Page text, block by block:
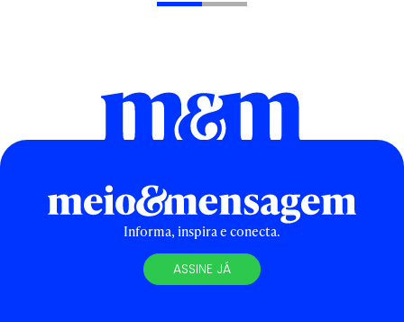
Informa, inspira e conecta.
ASSINE JÁ